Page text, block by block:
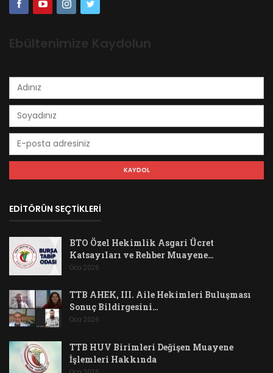
Ebültenimize Kaydolun
EDİTÖRÜN SEÇTİKLERİ
BTO Özel Hekimlik Asgari Ücret
Katsayıları ve Rehber Muayene…
Oca 2026
TTB AHEK, III. Aile Hekimleri Buluşması
Sonuç Bildirgesini…
Oca 2026
TTB HUV Birimleri Değişen Muayene
İşlemleri Hakkında